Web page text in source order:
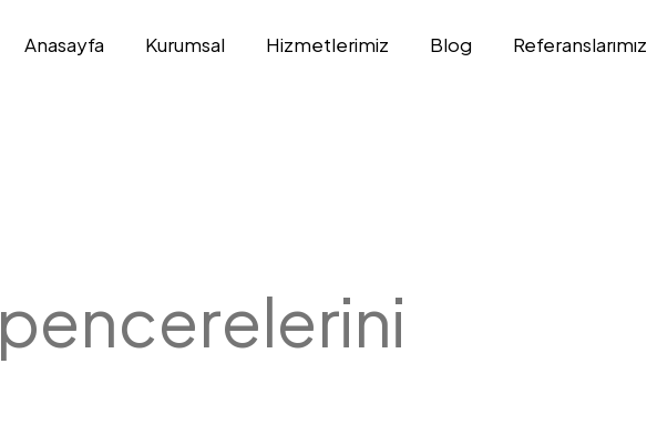
Anasayfa Kurumsal Hizmetlerimiz Blog Referanslarımız
pencerelerini